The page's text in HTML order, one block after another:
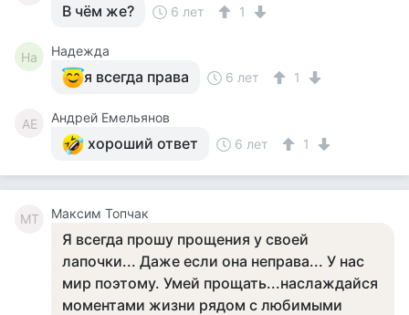
В чём же? 6 лет 1
На Надежда
я всегда права 6 лет 1
АЕ Андрей Емельянов
хороший ответ 6 лет 1
МТ Максим Топчак
Я всегда прошу прощения у своей
лапочки... Даже если она неправа... У нас
мир поэтому. Умей прощать...наслаждайся
моментами жизни рядом с любимыми